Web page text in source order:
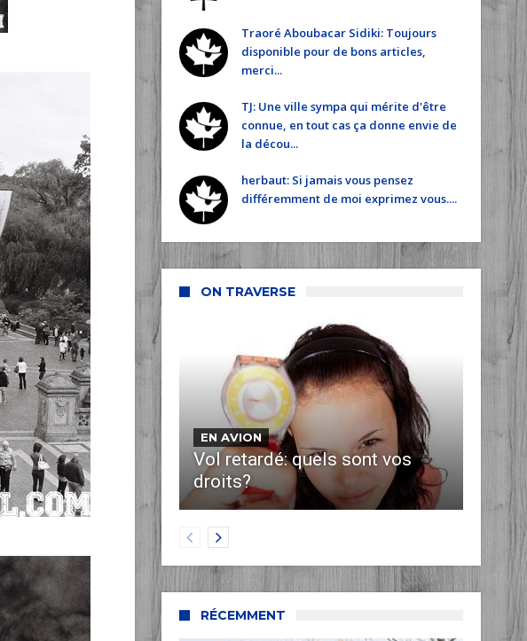
Traoré Aboubacar Sidiki: Toujours
disponible pour de bons articles,
merci...
TJ: Une ville sympa qui mérite d'être
connue, en tout cas ça donne envie de
la décou...
herbaut: Si jamais vous pensez
différemment de moi exprimez vous....
ON TRAVERSE
EN AVION
Vol retardé: quels sont vos
droits?
RÉCEMMENT